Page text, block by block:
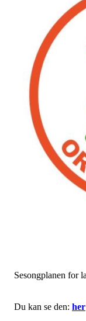
Sesongplanen for
Du kan se den: her